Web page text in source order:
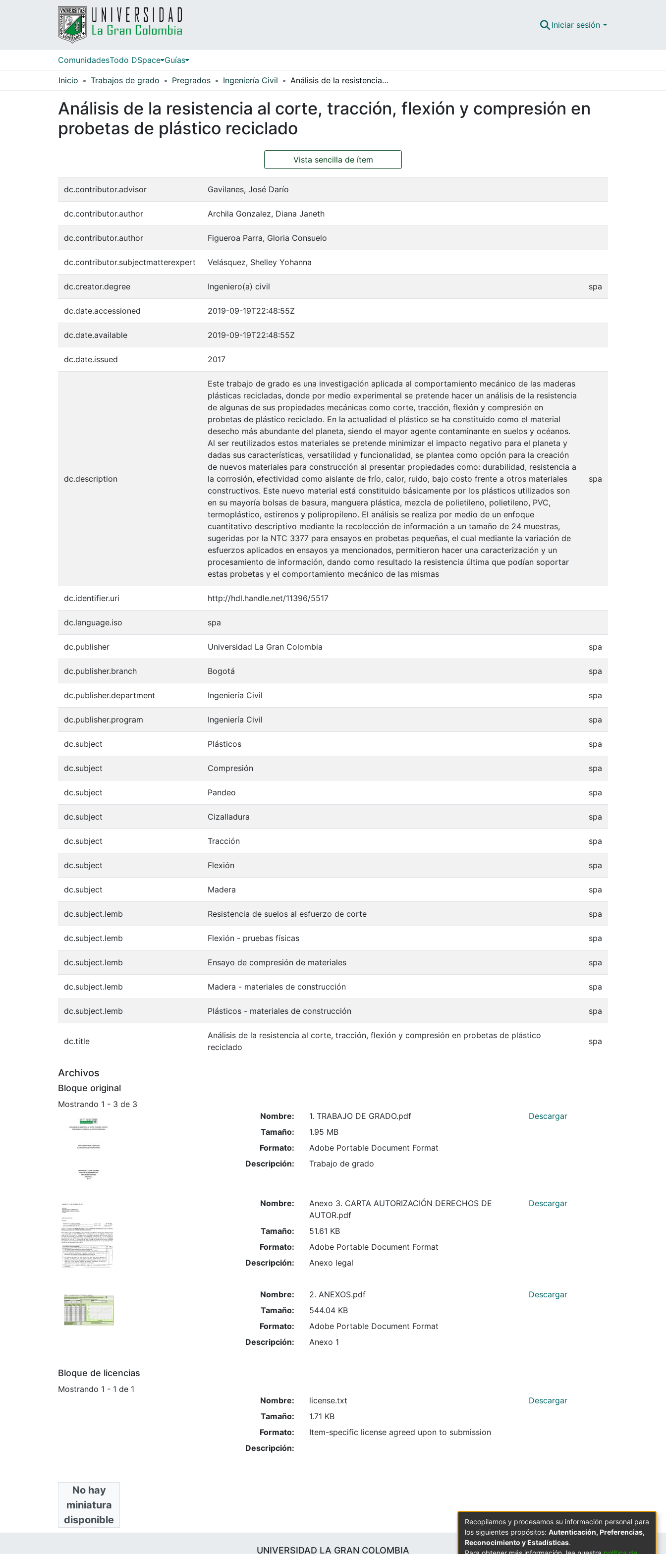
Iniciar sesión
ComunidadesTodo DSpace Guías
Inicio Trabajos de grado Pregrados Ingeniería Civil Análisis de la resistencia al corte, tracción, flexión y compresión en probetas de plástico reciclado
Análisis de la resistencia al corte, tracción, flexión y compresión en
probetas de plástico reciclado
Vista sencilla de ítem
dc.contributor.advisor Gavilanes, José Darío
dc.contributor.author Archila Gonzalez, Diana Janeth
dc.contributor.author Figueroa Parra, Gloria Consuelo
dc.contributor.subjectmatterexpert Velásquez, Shelley Yohanna
dc.creator.degree Ingeniero(a) civil spa
dc.date.accessioned 2019-09-19T22:48:55Z
dc.date.available 2019-09-19T22:48:55Z
dc.date.issued 2017
dc.description
Este trabajo de grado es una investigación aplicada al comportamiento mecánico de las maderas
plásticas recicladas, donde por medio experimental se pretende hacer un análisis de la resistencia
de algunas de sus propiedades mecánicas como corte, tracción, flexión y compresión en
probetas de plástico reciclado. En la actualidad el plástico se ha constituido como el material
desecho más abundante del planeta, siendo el mayor agente contaminante en suelos y océanos.
Al ser reutilizados estos materiales se pretende minimizar el impacto negativo para el planeta y
dadas sus características, versatilidad y funcionalidad, se plantea como opción para la creación
de nuevos materiales para construcción al presentar propiedades como: durabilidad, resistencia a
la corrosión, efectividad como aislante de frío, calor, ruido, bajo costo frente a otros materiales
constructivos. Este nuevo material está constituido básicamente por los plásticos utilizados son
en su mayoría bolsas de basura, manguera plástica, mezcla de polietileno, polietileno, PVC,
termoplástico, estirenos y polipropileno. El análisis se realiza por medio de un enfoque
cuantitativo descriptivo mediante la recolección de información a un tamaño de 24 muestras,
sugeridas por la NTC 3377 para ensayos en probetas pequeñas, el cual mediante la variación de
esfuerzos aplicados en ensayos ya mencionados, permitieron hacer una caracterización y un
procesamiento de información, dando como resultado la resistencia última que podían soportar
estas probetas y el comportamiento mecánico de las mismas
spa
dc.identifier.uri http://hdl.handle.net/11396/5517
dc.language.iso spa
dc.publisher Universidad La Gran Colombia spa
dc.publisher.branch Bogotá spa
dc.publisher.department Ingeniería Civil spa
dc.publisher.program Ingeniería Civil spa
dc.subject Plásticos spa
dc.subject Compresión spa
dc.subject Pandeo spa
dc.subject Cizalladura spa
dc.subject Tracción spa
dc.subject Flexión spa
dc.subject Madera spa
dc.subject.lemb Resistencia de suelos al esfuerzo de corte spa
dc.subject.lemb Flexión - pruebas físicas spa
dc.subject.lemb Ensayo de compresión de materiales spa
dc.subject.lemb Madera - materiales de construcción spa
dc.subject.lemb Plásticos - materiales de construcción spa
dc.title
Análisis de la resistencia al corte, tracción, flexión y compresión en probetas de plástico
reciclado
spa
Archivos
Bloque original
Mostrando 1 - 3 de 3
Nombre:
1. TRABAJO DE GRADO.pdf
Tamaño:
1.95 MB
Formato:
Adobe Portable Document Format
Descripción:
Trabajo de grado
Descargar
Nombre:
Anexo 3. CARTA AUTORIZACIÓN DERECHOS DE
AUTOR.pdf
Tamaño:
51.61 KB
Formato:
Adobe Portable Document Format
Descripción:
Anexo legal
Descargar
Nombre:
2. ANEXOS.pdf
Tamaño:
544.04 KB
Formato:
Adobe Portable Document Format
Descripción:
Anexo 1
Descargar
Bloque de licencias
Mostrando 1 - 1 de 1
No hay
miniatura
disponible
Nombre:
license.txt
Tamaño:
1.71 KB
Formato:
Item-specific license agreed upon to submission
Descripción:
Descargar
Colecciones
Ingeniería Civil
UNIVERSIDAD LA GRAN COLOMBIA
Recopilamos y procesamos su información personal para
los siguientes propósitos: Autenticación, Preferencias,
Reconocimiento y Estadísticas.